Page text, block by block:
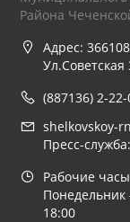
Района
Адрес:
Ул.Советская
(887136) 2-22-
shelkovskoy-
Пресс-
Рабочие
18:00